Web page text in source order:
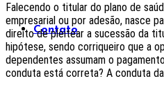
Contato
Falecendo o titular do plano de
empresarial ou por adesão, nasce
direito de pleitear a sucessão da
hipótese, sendo corriqueiro que a
dependentes assumam o
conduta está correta? A conduta da